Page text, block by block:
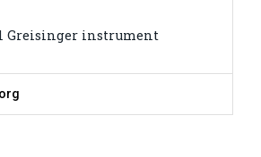
Greisinger instrument